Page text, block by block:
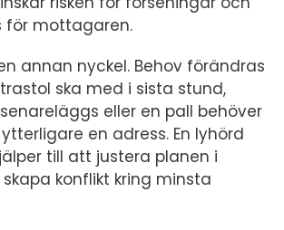
för mottagaren.
annan nyckel. Behov förändras
ska med i sista stund,
eller en pall behöver
en adress. En lyhörd
till att justera planen i
konflikt kring minsta